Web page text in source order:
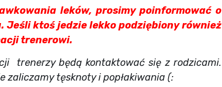
leków, prosimy poinformować o
ktoś jedzie lekko podziębiony również
trenerowi.
trenerzy będą kontaktować się z rodzicami.
tęsknoty i popłakiwania (: